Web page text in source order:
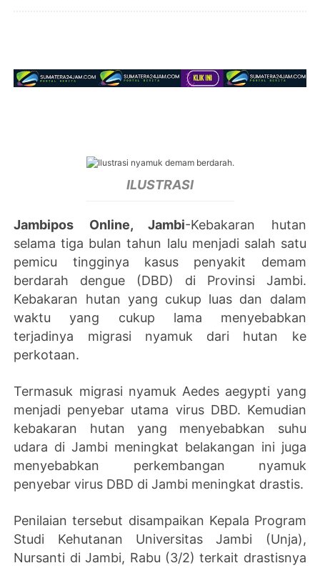
ILUSTRASI
Jambipos Online, Jambi-Kebakaran hutan
selama tiga bulan tahun lalu menjadi salah satu
pemicu tingginya kasus penyakit demam
berdarah dengue (DBD) di Provinsi Jambi.
Kebakaran hutan yang cukup luas dan dalam
waktu yang cukup lama menyebabkan
terjadinya migrasi nyamuk dari hutan ke
perkotaan.
Termasuk migrasi nyamuk Aedes aegypti yang
menjadi penyebar utama virus DBD. Kemudian
kebakaran hutan yang menyebabkan suhu
udara di Jambi meningkat belakangan ini juga
menyebabkan perkembangan nyamuk
penyebar virus DBD di Jambi meningkat drastis.
Penilaian tersebut disampaikan Kepala Program
Studi Kehutanan Universitas Jambi (Unja),
Nursanti di Jambi, Rabu (3/2) terkait drastisnya